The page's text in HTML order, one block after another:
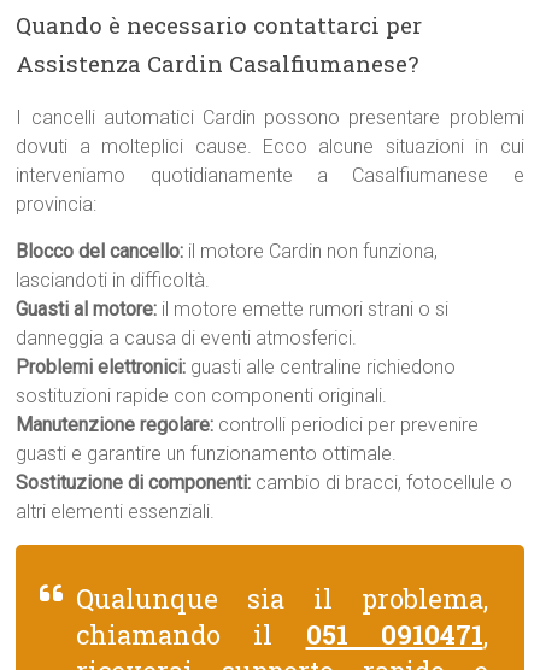
Quando è necessario contattarci per
Assistenza Cardin Casalfiumanese?
I cancelli automatici Cardin possono presentare problemi
dovuti a molteplici cause. Ecco alcune situazioni in cui
interveniamo quotidianamente a Casalfiumanese e
provincia:
Blocco del cancello: il motore Cardin non funziona,
lasciandoti in difficoltà.
Guasti al motore: il motore emette rumori strani o si
danneggia a causa di eventi atmosferici.
Problemi elettronici: guasti alle centraline richiedono
sostituzioni rapide con componenti originali.
Manutenzione regolare: controlli periodici per prevenire
guasti e garantire un funzionamento ottimale.
Sostituzione di componenti: cambio di bracci, fotocellule o
altri elementi essenziali.
Qualunque sia il problema,
chiamando il 051 0910471,